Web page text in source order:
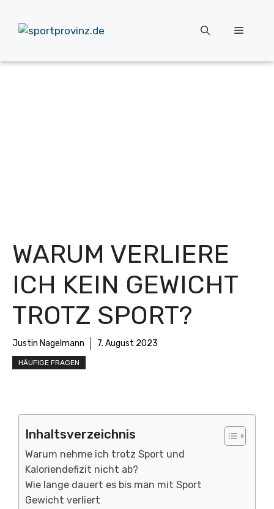
Inhalt
springen
Menü
WARUM VERLIERE
ICH KEIN GEWICHT
TROTZ SPORT?
Justin Nagelmann 7. August 2023
HÄUFIGE FRAGEN
Inhaltsverzeichnis
Warum nehme ich trotz Sport und
Kaloriendefizit nicht ab?
Wie lange dauert es bis man mit Sport
Gewicht verliert